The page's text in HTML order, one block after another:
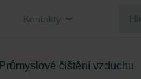
Kontakty
Průmyslové čištění vzduchu